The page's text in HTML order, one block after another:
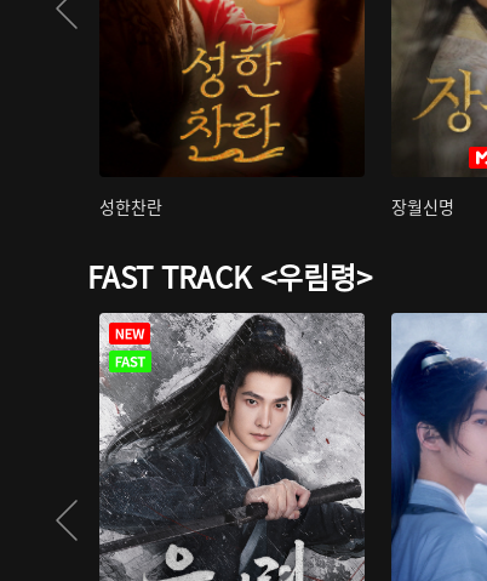
성한찬란 장월신명
FAST TRACK <우림령>